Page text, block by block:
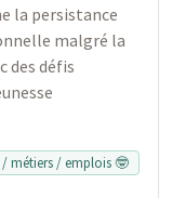
la persistance
malgré la
des défis
métiers / emplois 🤓